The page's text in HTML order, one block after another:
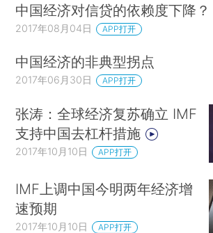
中国经济对信贷的依赖度下降？
2017年08月04日 APP打开
中国经济的非典型拐点
2017年06月30日 APP打开
张涛：全球经济复苏确立 IMF
支持中国去杠杆措施
2017年10月10日 APP打开
IMF上调中国今明两年经济增
速预期
2017年10月10日 APP打开